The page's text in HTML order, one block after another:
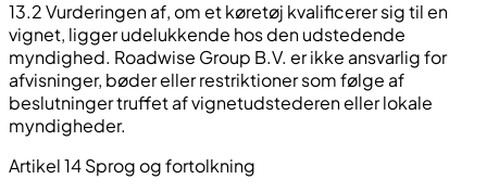
13.2 Vurderingen af, om et køretøj kvalificerer sig til en
vignet, ligger udelukkende hos den udstedende
myndighed. Roadwise Group B.V. er ikke ansvarlig for
afvisninger, bøder eller restriktioner som følge af
beslutninger truffet af vignetudstederen eller lokale
myndigheder.
Artikel 14 Sprog og fortolkning